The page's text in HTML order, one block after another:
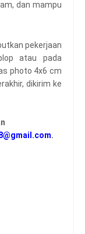
dan mampu
pekerjaan
atau pada
photo 4x6 cm
dikirim ke
.